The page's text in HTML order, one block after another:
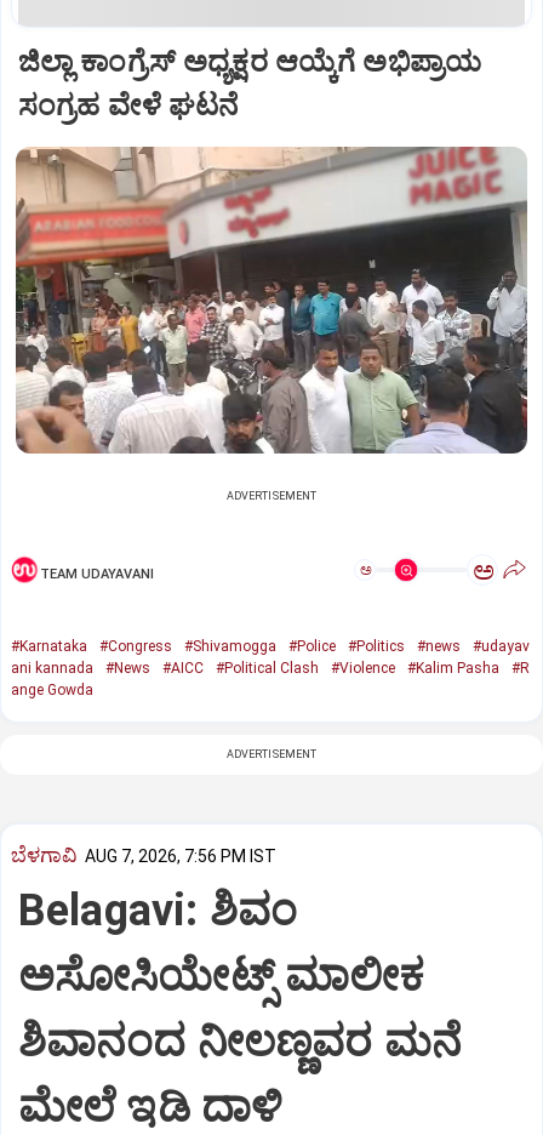
ಜಿಲ್ಲಾ ಕಾಂಗ್ರೆಸ್ ಅಧ್ಯಕ್ಷರ ಆಯ್ಕೆಗೆ ಅಭಿಪ್ರಾಯ
ಸಂಗ್ರಹ ವೇಳೆ ಘಟನೆ
ADVERTISEMENT
TEAM UDAYAVANI ಅ ಅ
#Karnataka #Congress #Shivamogga #Police #Politics #news
#udayav
ani kannada
#News #AICC #Political Clash #Violence #Kalim Pasha
#R
ange Gowda
ADVERTISEMENT
ಬೆಳಗಾವಿ AUG 7, 2026, 7:56 PM IST
Belagavi: ಶಿವಂ
ಅಸೋಸಿಯೇಟ್ಸ್ ಮಾಲೀಕ
ಶಿವಾನಂದ ನೀಲಣ್ಣವರ ಮನೆ
ಮೇಲೆ ಇಡಿ‌ ದಾಳಿ